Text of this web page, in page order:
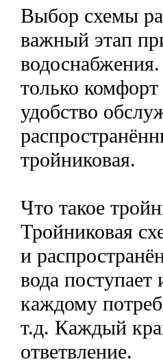
Выбор схемы
важный этап
только
удобство
тройниковая.
Что такое
Тройниковая
и
вода поступает
каждому
т.д. Каждый
ответвление.